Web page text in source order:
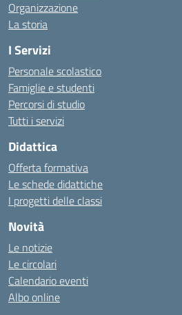
Organizzazione
La storia
I Servizi
Personale scolastico
Famiglie e studenti
Percorsi di studio
Tutti i servizi
Didattica
Offerta formativa
Le schede didattiche
I progetti delle classi
Novità
Le notizie
Le circolari
Calendario eventi
Albo online